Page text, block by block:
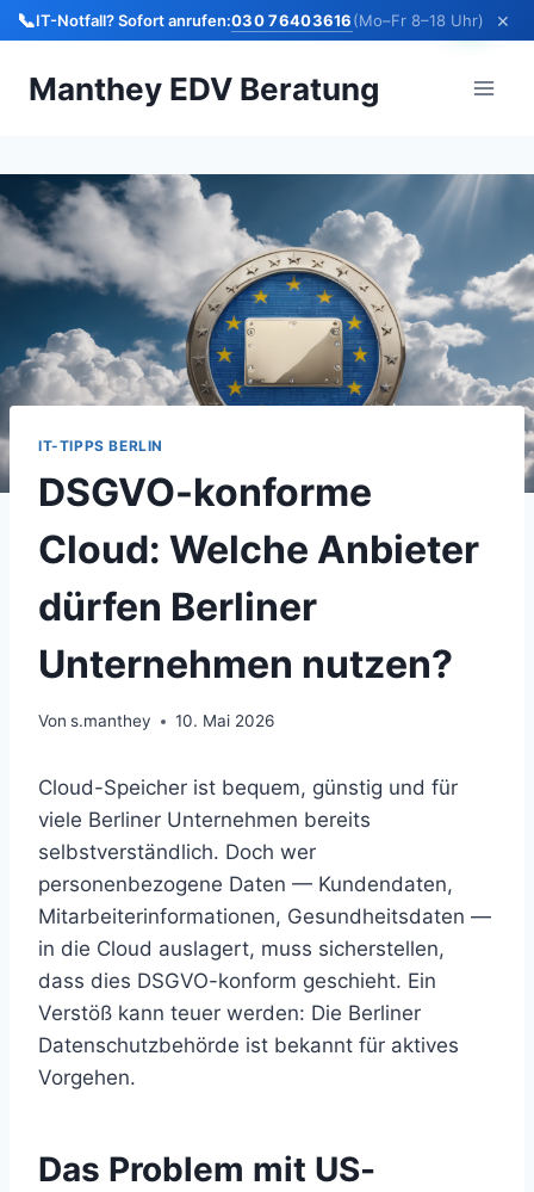
📞IT-Notfall? Sofort anrufen:030 76403616(Mo–Fr 8–18 Uhr) ×
InhaltManthey EDV Beratung
IT-TIPPS BERLIN
DSGVO-konforme
Cloud: Welche Anbieter
dürfen Berliner
Unternehmen nutzen?
Von s.manthey 10. Mai 2026
Cloud-Speicher ist bequem, günstig und für
viele Berliner Unternehmen bereits
selbstverständlich. Doch wer
personenbezogene Daten — Kundendaten,
Mitarbeiterinformationen, Gesundheitsdaten —
in die Cloud auslagert, muss sicherstellen,
dass dies DSGVO-konform geschieht. Ein
Verstöß kann teuer werden: Die Berliner
Datenschutzbehörde ist bekannt für aktives
Vorgehen.
Das Problem mit US-